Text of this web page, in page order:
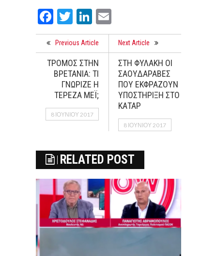
Facebook
TwitterLinkedIn
Previous Article
ΤΡΟΜΟΣ ΣΤΗΝ
ΒΡΕΤΑΝΙΑ: ΤΙ
ΓΝΩΡΙΖΕ Η
ΤΕΡΕΖΑ ΜΕΪ;
8 ΙΟΥΝΊΟΥ 2017
Next Article
ΣΤΗ ΦΥΛΑΚΗ ΟΙ
ΣΑΟΥΔΑΡΑΒΕΣ
ΠΟΥ ΕΚΦΡΑΖΟΥΝ
ΥΠΟΣΤΗΡΙΞΗ ΣΤΟ
ΚΑΤΑΡ
8 ΙΟΥΝΊΟΥ 2017
RELATED POST